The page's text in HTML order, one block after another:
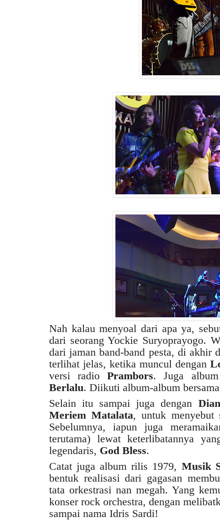
Nah kalau menyoal dari apa ya,
dari seorang Yockie Suryoprayogo.
dari jaman band-band pesta, di akhir
terlihat jelas, ketika muncul dengan
versi radioPrambors. Juga
Berlalu. Diikuti album-album
Selain itu sampai juga dengan
Meriem Matalata, untuk menyebut
Sebelumnya, iapun juga
terutama) lewat keterlibatannya
legendaris, God Bless.
Catat juga album rilis 1979, Musik
bentuk realisasi dari gagasan
tata orkestrasi nan megah. Yang
konser rock orchestra, dengan
sampai nama Idris Sardi!